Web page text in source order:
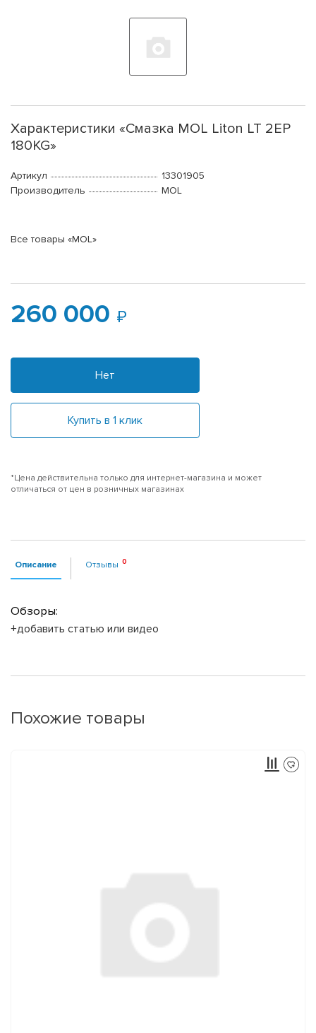
Характеристики «Смазка MOL Liton LT 2EP
180KG»
Артикул
13301905
Производитель
MOL
Все товары «MOL»
260 000
Нет
Купить в 1 клик
*Цена действительна только для интернет-магазина и может
отличаться от цен в розничных магазинах
Описание Отзывы
Обзоры:
+добавить статью или видео
Похожие товары